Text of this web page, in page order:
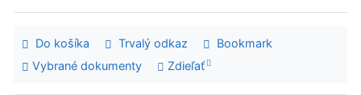
Do košíka Trvalý odkaz
Bookmark
Vybrané dokumenty
Zdieľať